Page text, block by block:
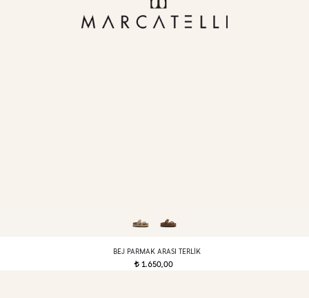
BEJ PARMAK ARASI TERLIK
t 1.650,00